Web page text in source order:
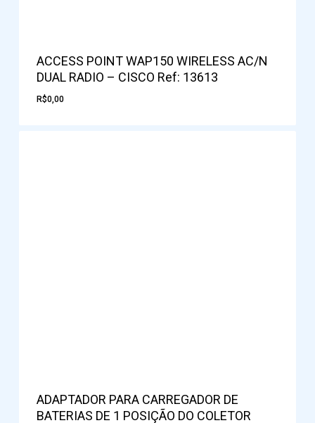
ACCESS POINT WAP150 WIRELESS AC/N
DUAL RADIO – CISCO Ref: 13613
R$0,00
ADAPTADOR PARA CARREGADOR DE
BATERIAS DE 1 POSIÇÃO DO COLETOR